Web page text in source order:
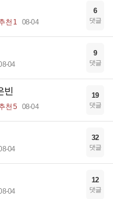
천 1 08-04
6
댓글
04
9
댓글
빈
천 5 08-04
19
댓글
04
32
댓글
04
12
댓글